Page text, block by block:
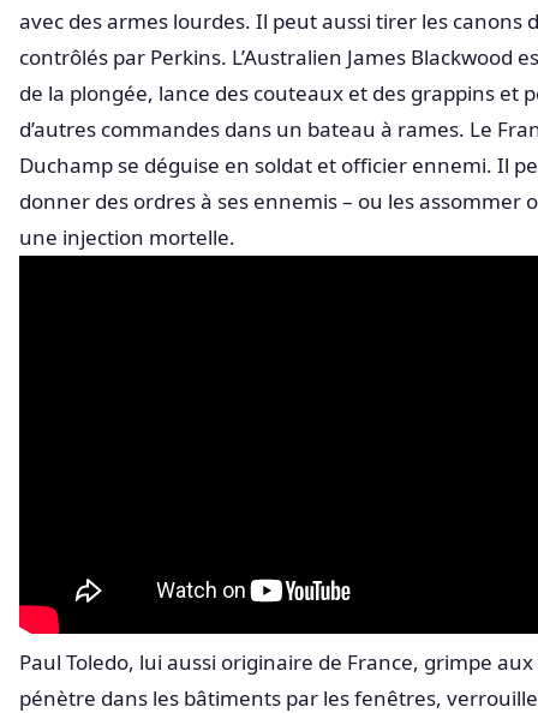
avec des armes lourdes. Il peut aussi tirer les canons
contrôlés par Perkins. L’Australien James Blackwood
de la plongée, lance des couteaux et des grappins et
d’autres commandes dans un bateau à rames. Le
Duchamp se déguise en soldat et officier ennemi. Il
donner des ordres à ses ennemis – ou les assommer
une injection mortelle.
Paul Toledo, lui aussi originaire de France, grimpe
pénètre dans les bâtiments par les fenêtres,